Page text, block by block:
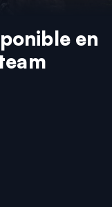
en